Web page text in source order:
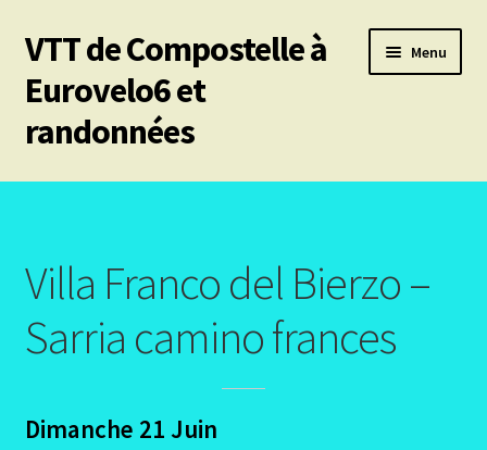
Aller
à
la
navigation
Aller
au
contenu
VTT de Compostelle à
Eurovelo6 et
randonnées
Menu
Mes 6 chemins vtt de Compostelle
Le Puy en Velay – Santiago – Fisterra – Année 2009 Ouvrir
Le Puy les participants
Villa Franco del Bierzo –
Sarria camino frances
Dimanche 21 Juin